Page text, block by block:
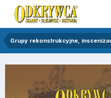
Grupy rekonstrukcyjne,